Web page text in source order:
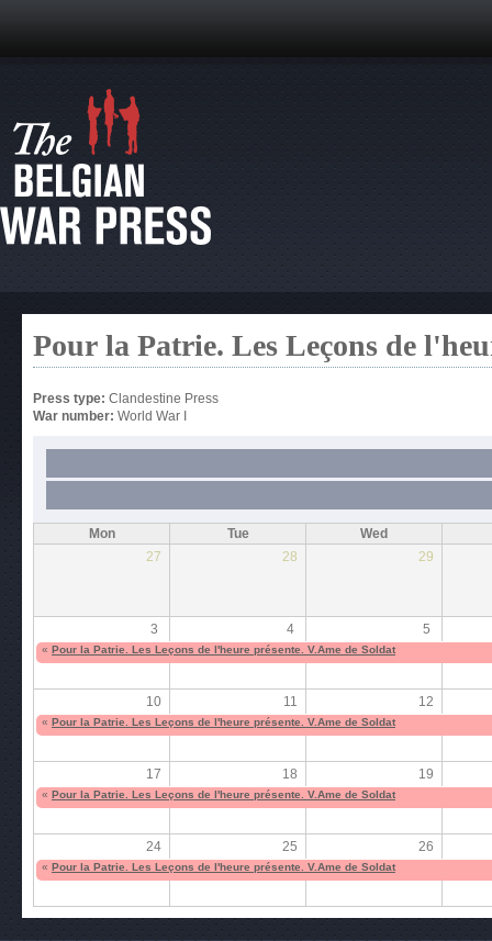
Pour la Patrie. Les Leçons de
Press type: Clandestine Press
War number: World War I
Mon Tue
Wed
27
28 29
3 4 5
« Pour la Patrie. Les Leçons de l'heure présente. V.Ame de Soldat
10 11 12
« Pour la Patrie. Les Leçons de l'heure présente. V.Ame de Soldat
17 18 19
« Pour la Patrie. Les Leçons de l'heure présente. V.Ame de Soldat
24 25 26
« Pour la Patrie. Les Leçons de l'heure présente. V.Ame de Soldat